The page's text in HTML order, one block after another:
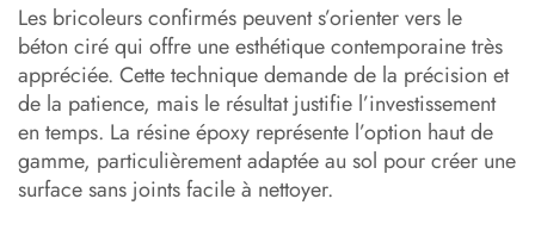
Les bricoleurs confirmés peuvent s’orienter vers le
béton ciré qui offre une esthétique contemporaine très
appréciée. Cette technique demande de la précision et
de la patience, mais le résultat justifie l’investissement
en temps. La résine époxy représente l’option haut de
gamme, particulièrement adaptée au sol pour créer une
surface sans joints facile à nettoyer.